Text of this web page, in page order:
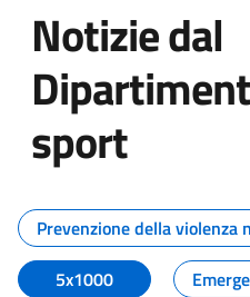
Notizie dal
sport
Tutti i
Prevenzione della violenza
5x1000